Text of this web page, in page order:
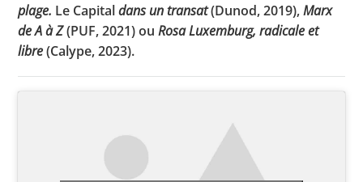
Toutes les actualités
Concours scolaires
Conférences, tables rondes
plage. Le Capitaldans un transat(Dunod, 2019),Marx
de A à Z(PUF, 2021) ouRosa Luxemburg, radicale et
libre(Calype, 2023).